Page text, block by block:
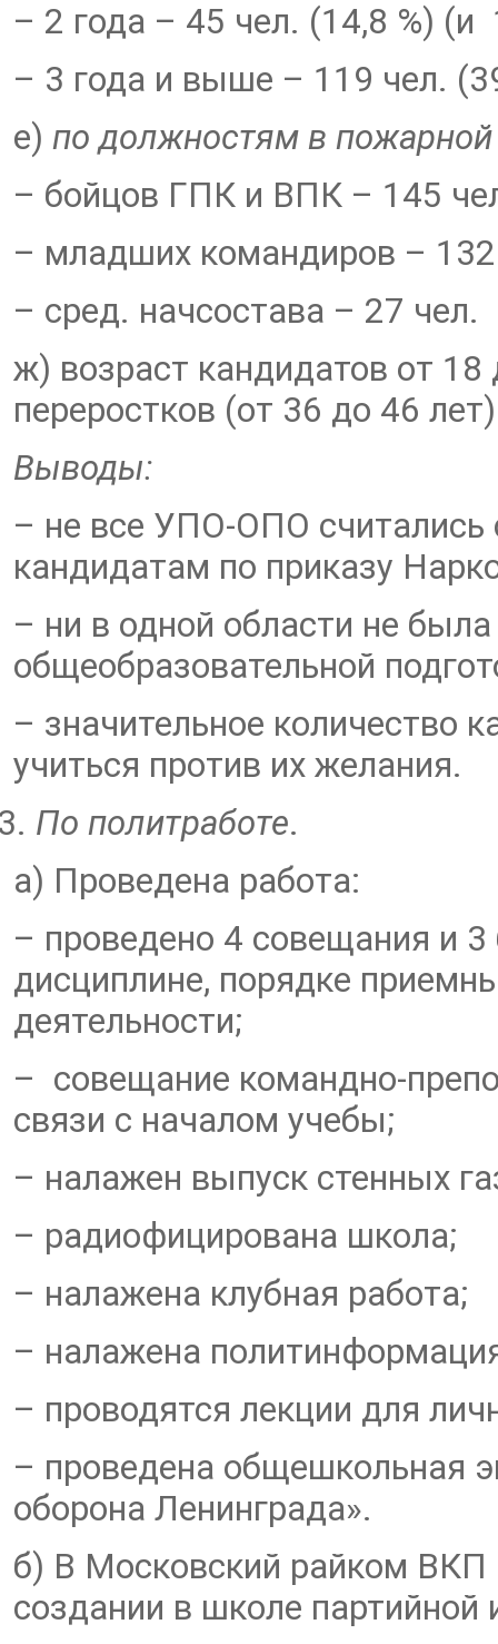
– 2 года – 45 чел. (14,8 %) (и
– 3 года и выше – 119 чел.
е) по должностям в пожарной
– бойцов ГПК и ВПК – 145
– младших командиров – 132
– сред. начсостава – 27 чел.
ж) возраст кандидатов от
переростков (от 36 до 46
Выводы:
– не все УПО-ОПО считались
кандидатам по приказу
– ни в одной области не
общеобразовательной
– значительное количество
учиться против их желания.
По политработе.
а) Проведена работа:
– проведено 4 совещания и
дисциплине, порядке
деятельности;
– совещание командно-
связи с началом учебы;
– налажен выпуск стенных
– радиофицирована школа;
– налажена клубная работа;
– налажена
– проводятся лекции для
– проведена общешкольная
оборона Ленинграда».
б) В Московский райком ВКП
создании в школе партийной